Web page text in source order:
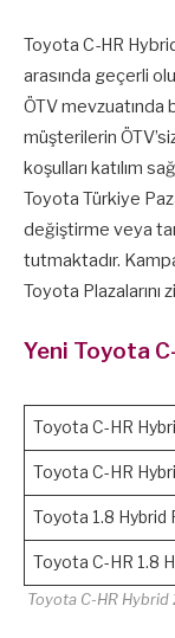
Toyota C-HR
arasında geçerli
ÖTV mevzuatında
müşterilerin
koşulları katılım
Toyota Türkiye
değiştirme veya
tutmaktadır.
Toyota Plazalarını
Yeni Toyota
Toyota C-HR
Toyota C-HR
Toyota 1.8 Hybrid
Toyota C-HR 1.8
Toyota C-HR